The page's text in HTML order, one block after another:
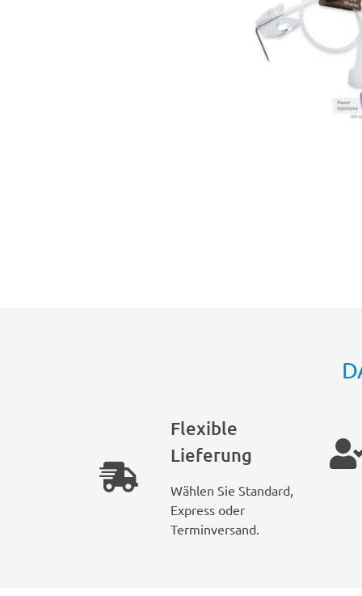
Flexible
Lieferung
Wählen Sie Standard,
Express oder
Terminversand.